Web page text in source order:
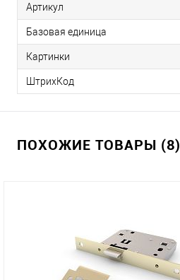
Артикул
Базовая единица
Картинки
ШтрихКод
ПОХОЖИЕ ТОВАРЫ (8)